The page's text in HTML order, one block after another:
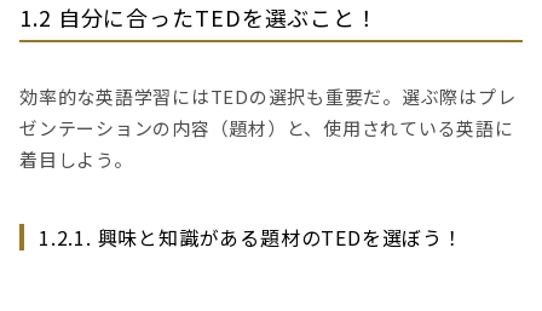
1.2 自分に合ったTEDを選ぶこと！
効率的な英語学習にはTEDの選択も重要だ。選ぶ際はプレ
ゼンテーションの内容（題材）と、使用されている英語に
着目しよう。
1.2.1. 興味と知識がある題材のTEDを選ぼう！